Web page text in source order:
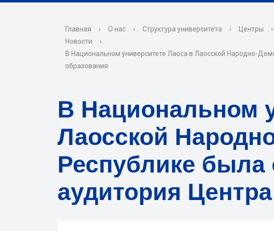
Главная › О нас › Структура университета › Центры ›
Новости
›
В Национальном университете Лаоса в Лаосской Народно-
образования
В Национальном
Лаосской
Республике была
аудитория